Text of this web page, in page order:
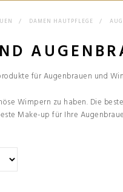
> DAMEN HAUTPFLEGE >
für Augenbrauen und
Wimpern zu haben. Die
Make-up für Ihre